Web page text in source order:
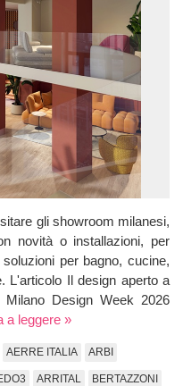
gli showroom milanesi,
novità o installazioni, per
per bagno, cucine,
L'articolo Il design aperto a
Design Week 2026
a leggere »
AERRE ITALIA ARBI
ARRITAL BERTAZZONI